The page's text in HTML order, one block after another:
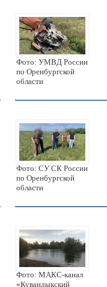
Фото: УМВД России
по Оренбургской
области
Фото: СУ СК России
по Оренбургской
области
Фото: МАКС-канал
«Кувандыкский